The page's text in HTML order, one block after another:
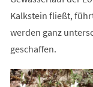
Kalkstein fließt,
werden ganz
geschaffen.